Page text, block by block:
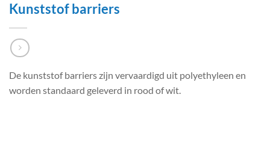
Kunststof barriers
De kunststof barriers zijn vervaardigd uit polyethyleen en
worden standaard geleverd in rood of wit.